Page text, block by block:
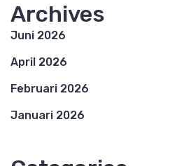
Archives
Juni 2026
April 2026
Februari 2026
Januari 2026